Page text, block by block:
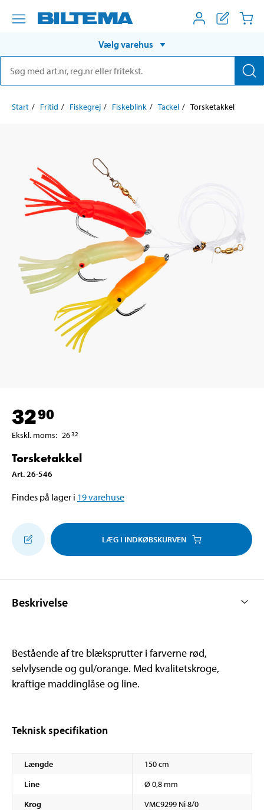
Vælg varehus
Start Fritid Fiskegrej Fiskeblink Tackel Torsketakkel
3290
Ekskl. moms: 2632
Torsketakkel
Art. 26-546
Findes på lager i 19varehuse
LÆG I INDKØBSKURVEN
Beskrivelse
Bestående af tre blæksprutter i farverne rød,
selvlysende og gul/orange. Med kvalitetskroge,
kraftige maddinglåse og line.
Teknisk specifikation
Længde
150 cm
Line
Ø 0,8 mm
Krog
VMC9299 Ni 8/0